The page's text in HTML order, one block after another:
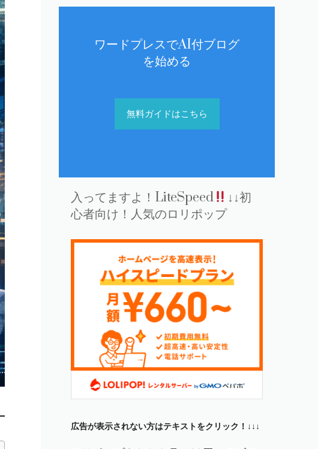
ワードプレスでAI付ブログ
を始める
無料ガイドはこちら
入ってますよ！LiteSpeed
↓↓初
心者向け！人気のロリポップ
広告が表示されない方はテキストをクリック！↓↓↓